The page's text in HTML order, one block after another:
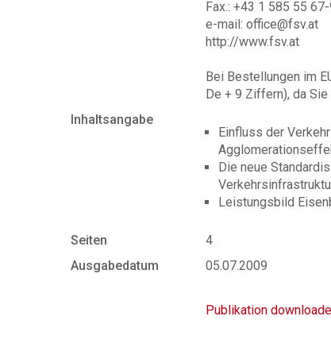
Fax.: +43 1 585 55
e-mail: office@fsv.at
http://www.fsv.at
Bei Bestellungen im
De + 9 Ziffern), da
Inhaltsangabe
Einfluss der
Die neue
Leistungsbild
Seiten
4
Ausgabedatum
05.07.2009
Publikation